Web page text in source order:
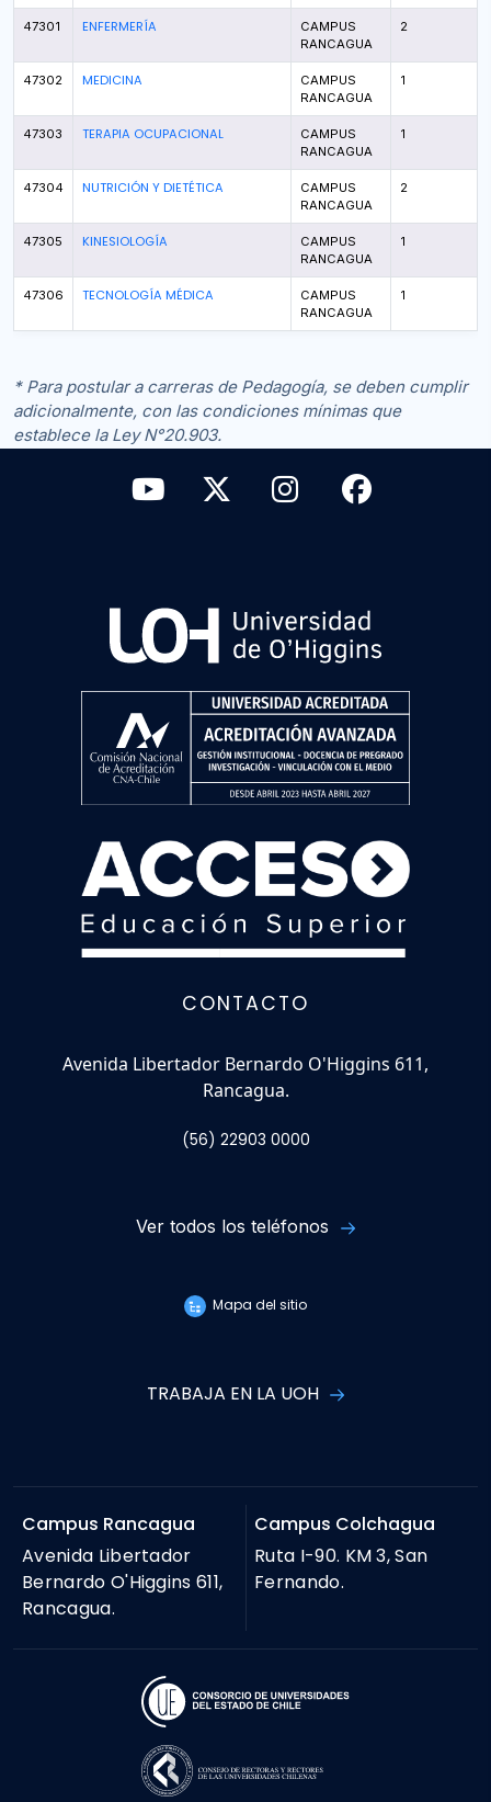
47301 ENFERMERÍA
CAMPUS
RANCAGUA
2
47302 MEDICINA
CAMPUS
RANCAGUA
1
47303 TERAPIA OCUPACIONAL
CAMPUS
RANCAGUA
1
47304 NUTRICIÓN Y DIETÉTICA
CAMPUS
RANCAGUA
2
47305 KINESIOLOGÍA
CAMPUS
RANCAGUA
1
47306 TECNOLOGÍA MÉDICA
CAMPUS
RANCAGUA
1
* Para postular a carreras de Pedagogía, se deben cumplir
adicionalmente, con las condiciones mínimas que
establece la Ley N°20.903.
CONTACTO
Avenida Libertador Bernardo O'Higgins 611,
Rancagua.
(56) 22903 0000
Ver todos los teléfonos
Mapa del sitio
TRABAJA EN LA UOH
Campus Rancagua
Avenida Libertador
Bernardo O'Higgins 611,
Rancagua.
Campus Colchagua
Ruta I-90. KM 3, San
Fernando.